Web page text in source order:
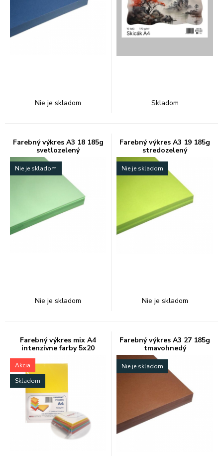
Nie je skladom Skladom
Farebný výkres A3 18 185g
svetlozelený
Nie je skladom
Nie je skladom
Farebný výkres A3 19 185g
stredozelený
Nie je skladom
Nie je skladom
Farebný výkres mix A4
intenzívne farby 5x20
Akcia
Skladom
Farebný výkres A3 27 185g
tmavohnedý
Nie je skladom